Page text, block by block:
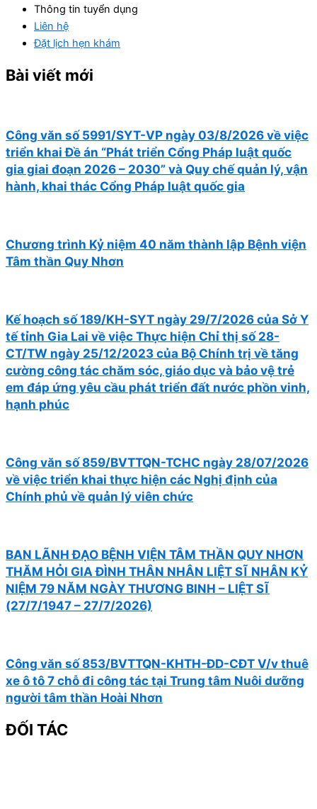
Thông tin tuyển dụng
Liên hệ
Đặt lịch hẹn khám
Bài viết mới
Công văn số 5991/SYT-VP ngày 03/8/2026 về việc
triển khai Đề án “Phát triển Cổng Pháp luật quốc
gia giai đoạn 2026 – 2030” và Quy chế quản lý, vận
hành, khai thác Cổng Pháp luật quốc gia
Chương trình Kỷ niệm 40 năm thành lập Bệnh viện
Tâm thần Quy Nhơn
Kế hoạch số 189/KH-SYT ngày 29/7/2026 của Sở Y
tế tỉnh Gia Lai về việc Thực hiện Chỉ thị số 28-
CT/TW ngày 25/12/2023 của Bộ Chính trị về tăng
cường công tác chăm sóc, giáo dục và bảo vệ trẻ
em đáp ứng yêu cầu phát triển đất nước phồn vinh,
hạnh phúc
Công văn số 859/BVTTQN-TCHC ngày 28/07/2026
về việc triển khai thực hiện các Nghị định của
Chính phủ về quản lý viên chức
BAN LÃNH ĐẠO BỆNH VIỆN TÂM THẦN QUY NHƠN
THĂM HỎI GIA ĐÌNH THÂN NHÂN LIỆT SĨ NHÂN KỶ
NIỆM 79 NĂM NGÀY THƯƠNG BINH – LIỆT SĨ
(27/7/1947 – 27/7/2026)
Công văn số 853/BVTTQN-KHTH-ĐD-CĐT V/v thuê
xe ô tô 7 chỗ đi công tác tại Trung tâm Nuôi dưỡng
người tâm thần Hoài Nhơn
ĐỐI TÁC